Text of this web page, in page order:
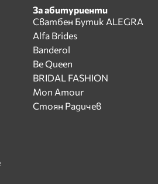
За абитуриенти
Сватбен Бутик ALEGRA
Alfa Brides
Banderol
Be Queen
BRIDAL FASHION
Mon Amour
Стоян Радичев